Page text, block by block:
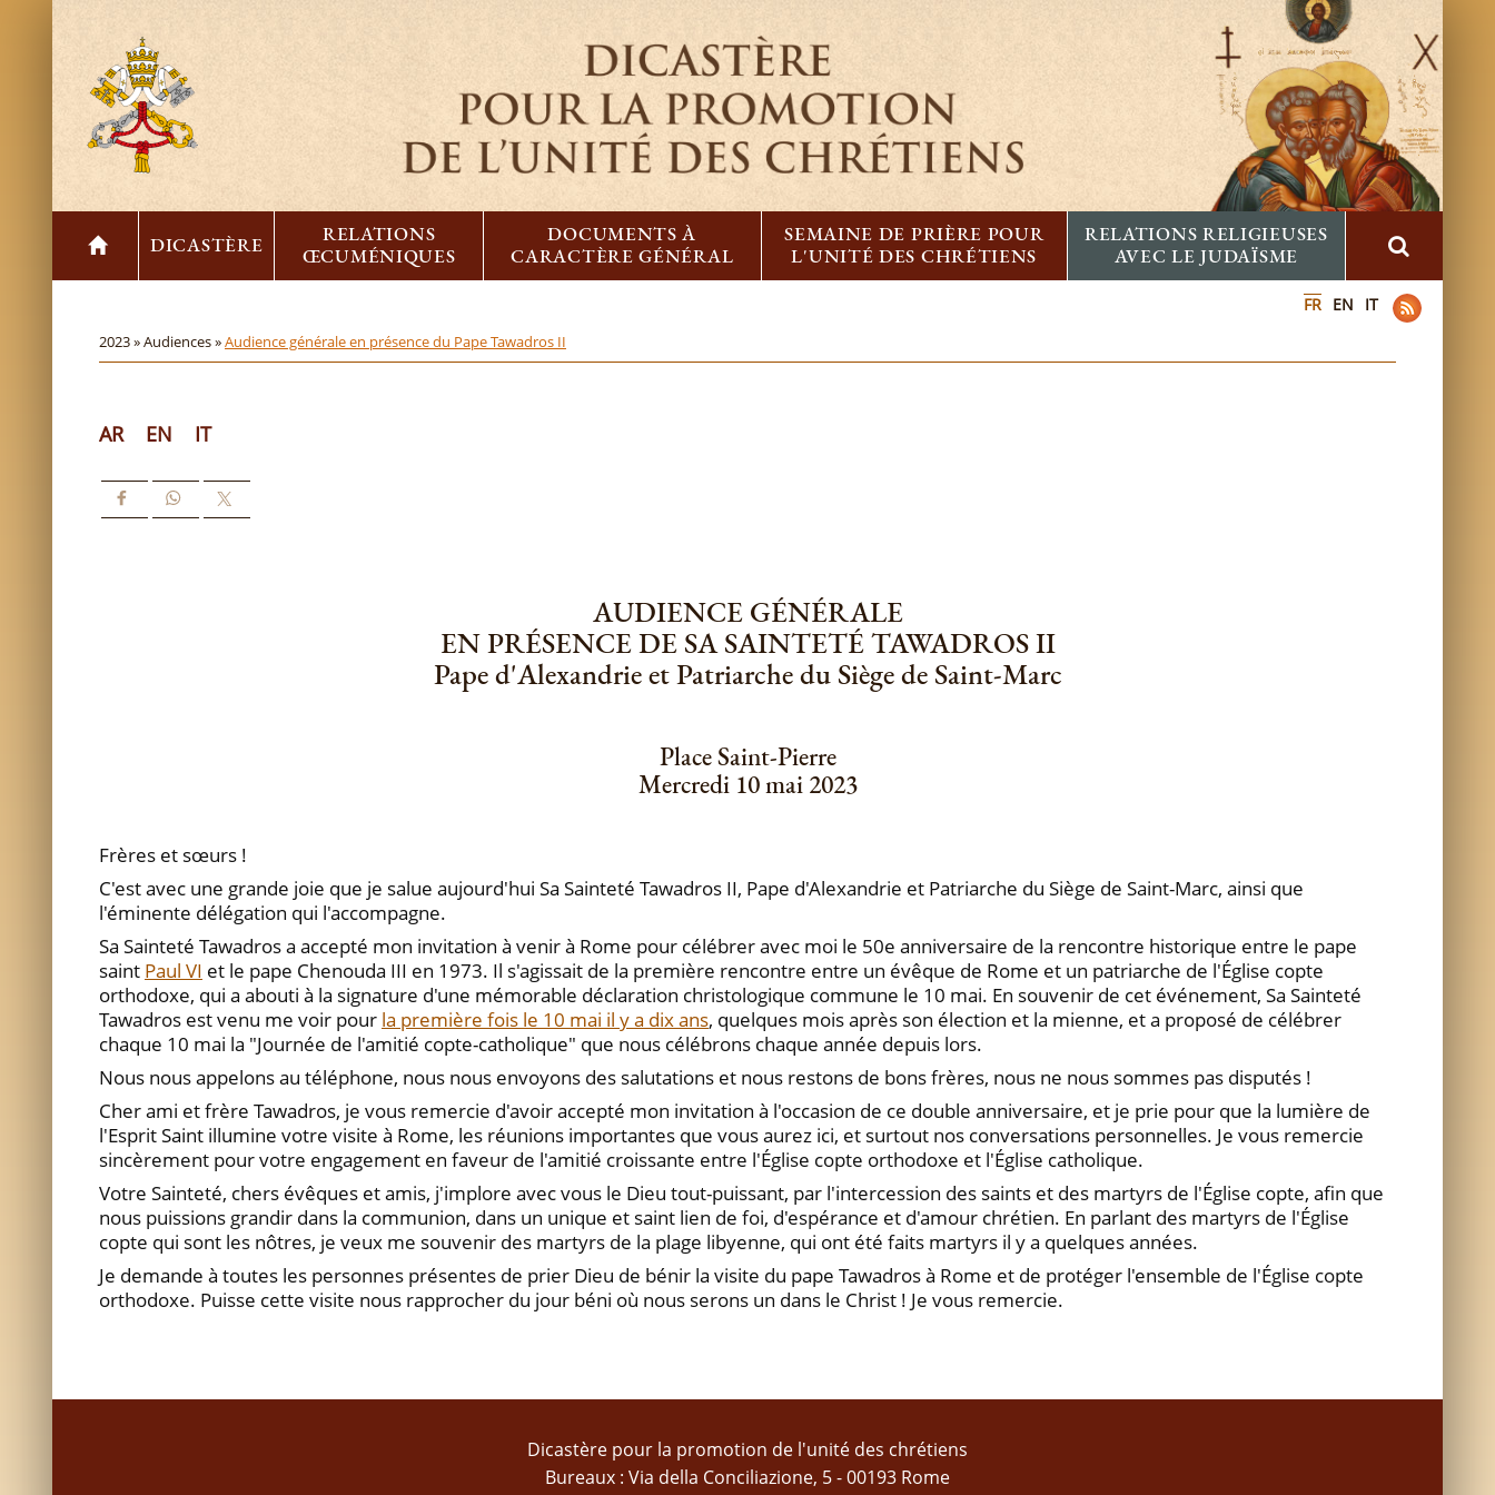
DICASTÈRE
RELATIONS
ŒCUMÉNIQUES
DOCUMENTS À
CARACTÈRE GÉNÉRAL
SEMAINE DE PRIÈRE POUR
L'UNITÉ DES CHRÉTIENS
RELATIONS RELIGIEUSES
AVEC LE JUDAÏSME
FR EN IT
2023 »Audiences »Audience générale en présence du Pape Tawadros II
AR EN IT
AUDIENCE GÉNÉRALE
EN PRÉSENCE DE SA SAINTETÉ TAWADROS II
Pape d'Alexandrie et Patriarche du Siège de Saint-Marc
Place Saint-Pierre
Mercredi 10 mai 2023
Frères et sœurs !
C'est avec une grande joie que je salue aujourd'hui Sa Sainteté Tawadros II, Pape d'Alexandrie et Patriarche du Siège de Saint-Marc, ainsi que
l'éminente délégation qui l'accompagne.
Sa Sainteté Tawadros a accepté mon invitation à venir à Rome pour célébrer avec moi le 50e anniversaire de la rencontre historique entre le pape
saint Paul VI et le pape Chenouda III en 1973. Il s'agissait de la première rencontre entre un évêque de Rome et un patriarche de l'Église copte
orthodoxe, qui a abouti à la signature d'une mémorable déclaration christologique commune le 10 mai. En souvenir de cet événement, Sa Sainteté
Tawadros est venu me voir pour la première fois le 10 mai il y a dix ans, quelques mois après son élection et la mienne, et a proposé de célébrer
chaque 10 mai la "Journée de l'amitié copte-catholique" que nous célébrons chaque année depuis lors.
Nous nous appelons au téléphone, nous nous envoyons des salutations et nous restons de bons frères, nous ne nous sommes pas disputés !
Cher ami et frère Tawadros, je vous remercie d'avoir accepté mon invitation à l'occasion de ce double anniversaire, et je prie pour que la lumière de
l'Esprit Saint illumine votre visite à Rome, les réunions importantes que vous aurez ici, et surtout nos conversations personnelles. Je vous remercie
sincèrement pour votre engagement en faveur de l'amitié croissante entre l'Église copte orthodoxe et l'Église catholique.
Votre Sainteté, chers évêques et amis, j'implore avec vous le Dieu tout-puissant, par l'intercession des saints et des martyrs de l'Église copte, afin que
nous puissions grandir dans la communion, dans un unique et saint lien de foi, d'espérance et d'amour chrétien. En parlant des martyrs de l'Église
copte qui sont les nôtres, je veux me souvenir des martyrs de la plage libyenne, qui ont été faits martyrs il y a quelques années.
Je demande à toutes les personnes présentes de prier Dieu de bénir la visite du pape Tawadros à Rome et de protéger l'ensemble de l'Église copte
orthodoxe. Puisse cette visite nous rapprocher du jour béni où nous serons un dans le Christ ! Je vous remercie.
Dicastère pour la promotion de l'unité des chrétiens
Bureaux : Via della Conciliazione, 5 - 00193 Rome